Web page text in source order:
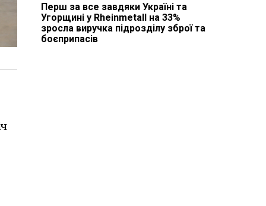
Перш за все завдяки Україні та
Угорщині у Rheinmetall на 33%
зросла виручка підрозділу зброї та
боєприпасів